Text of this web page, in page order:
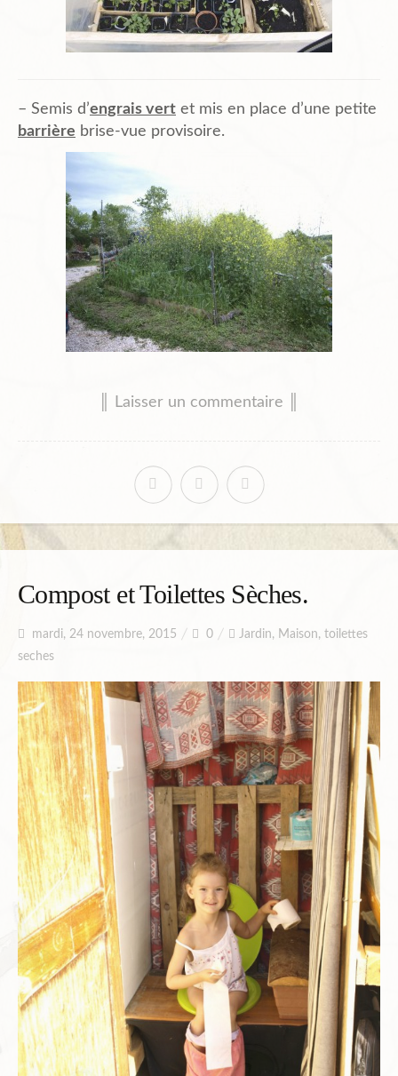
– Semis d’engrais vert et mis en place d’une petite
barrière brise-vue provisoire.
║ Laisser un commentaire ║
Compost et Toilettes Sèches.
mardi, 24 novembre, 2015 0 Jardin, Maison, toilettes
seches